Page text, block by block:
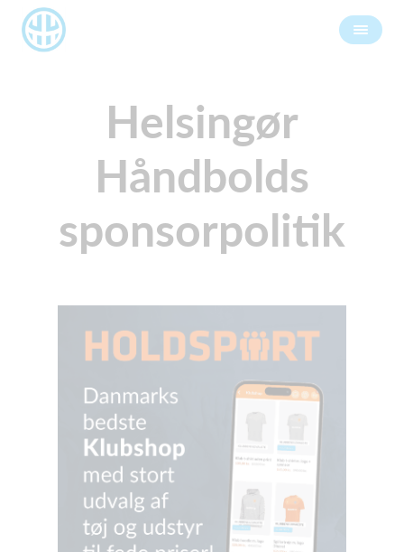
Helsingør
Håndbolds
sponsorpolitik